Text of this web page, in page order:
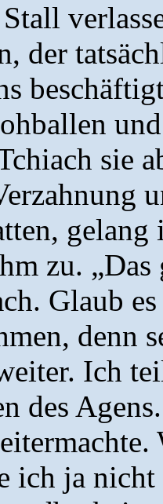
der
sie
zu.
Glaub
denn
Ich
des
ich ja